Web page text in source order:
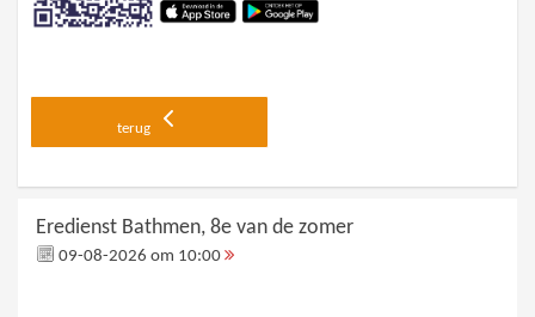
terug
Eredienst Bathmen, 8e van de zomer
09-08-2026 om 10:00